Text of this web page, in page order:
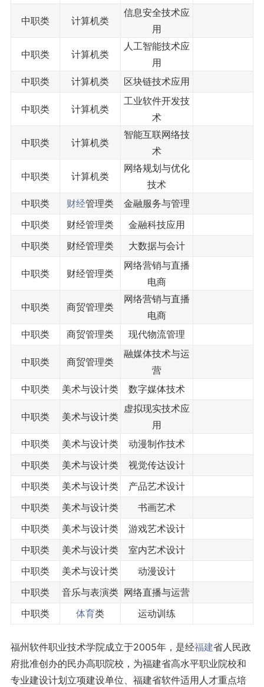
中职类 计算机类
信息安全技术应
用
中职类 计算机类
人工智能技术应
用
中职类
计算机类 区块链技术应用
中职类 计算机类
工业软件开发技
术
中职类 计算机类
智能互联网络技
术
中职类 计算机类
网络规划与优化
技术
中职类
财经管理类
金融服务与管理
中职类
财经管理类
金融科技应用
中职类
财经管理类 大数据与会计
中职类 财经管理类
网络营销与直播
电商
中职类 商贸管理类
网络营销与直播
电商
中职类
商贸管理类 现代物流管理
中职类 商贸管理类
融媒体技术与运
营
中职类
美术与设计类 数字媒体技术
中职类 美术与设计类
虚拟现实技术应
用
中职类
美术与设计类
动漫制作技术
中职类
美术与设计类
视觉传达设计
中职类
美术与设计类
产品艺术设计
中职类
美术与设计类
书画艺术
中职类
美术与设计类
游戏艺术设计
中职类
美术与设计类
室内艺术设计
中职类
美术与设计类
动漫设计
中职类
音乐与表演类 网络直播与运营
中职类
体育类 运动训练
福州软件职业技术学院成立于2005年，是经福建省人民政
府批准创办的民办高职院校，为福建省高水平职业院校和
专业建设计划立项建设单位、福建省软件适用人才重点培